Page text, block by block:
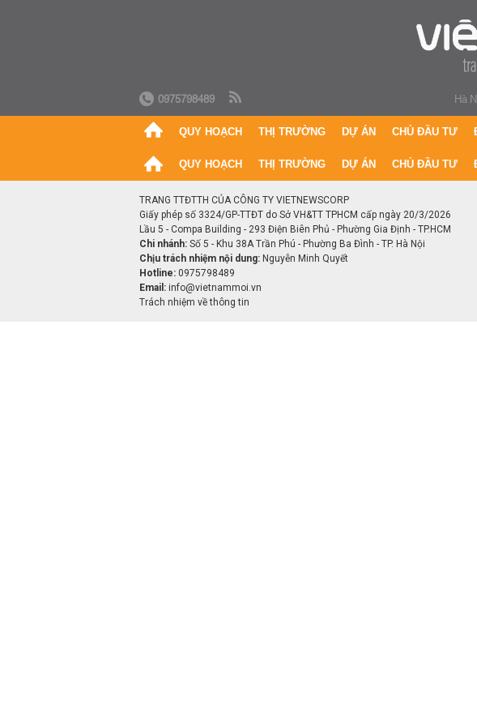
0975798489 Hà
QUY HOẠCH THỊ TRƯỜNG DỰ ÁN CHỦ ĐẦU TƯ
QUY HOẠCH THỊ TRƯỜNG DỰ ÁN CHỦ ĐẦU TƯ
TRANG TTĐTTH CỦA CÔNG TY VIETNEWSCORP
Giấy phép số 3324/GP-TTĐT do Sở VH&TT TPHCM cấp ngày 20/3/2026
Lầu 5 - Compa Building - 293 Điện Biên Phủ - Phường Gia Định - TP.HCM
Chi nhánh: Số 5 - Khu 38A Trần Phú - Phường Ba Đình - TP. Hà Nội
Chịu trách nhiệm nội dung: Nguyễn Minh Quyết
Hotline: 0975798489
Email: info@vietnammoi.vn
Trách nhiệm về thông tin